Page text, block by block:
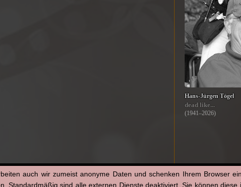
Hans-Jürgen Tögel
dead like...
(1941–2026)
auch wir zumeist anonyme Daten und schenken Ihrem Browser
Standardmäßig sind alle externen Dienste deaktiviert. Sie können diese